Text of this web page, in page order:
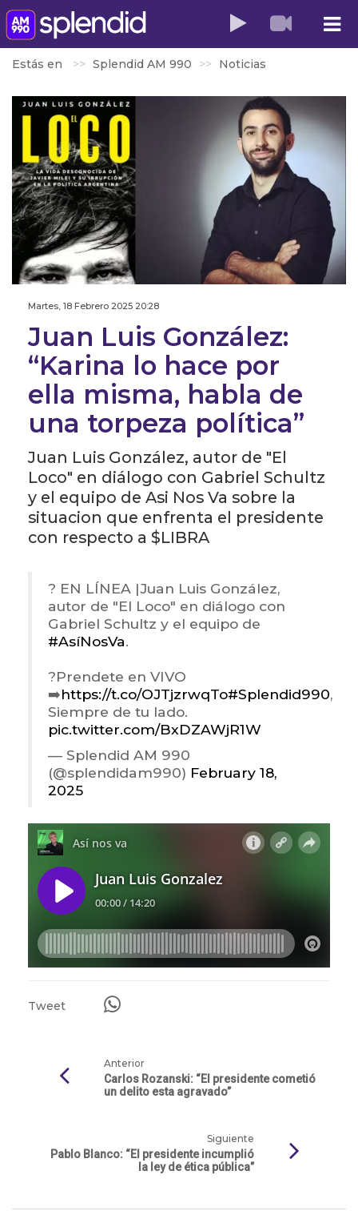
Estás en Splendid AM 990 Noticias
Martes, 18 Febrero 2025 20:28
Juan Luis González:
“Karina lo hace por
ella misma, habla de
una torpeza política”
Juan Luis González, autor de "El
Loco" en diálogo con Gabriel Schultz
y el equipo de Asi Nos Va sobre la
situacion que enfrenta el presidente
con respecto a $LIBRA
? EN LÍNEA |Juan Luis González,
autor de "El Loco" en diálogo con
Gabriel Schultz y el equipo de
#AsíNosVa.
?Prendete en VIVO
➡️https://t.co/OJTjzrwqTo#Splendid990,
Siempre de tu lado.
pic.twitter.com/BxDZAWjR1W
— Splendid AM 990
(@splendidam990) February 18,
2025
Tweet
Anterior
Carlos Rozanski: “El presidente cometió
un delito esta agravado”
Siguiente
Pablo Blanco: “El presidente incumplió
la ley de ética pública”